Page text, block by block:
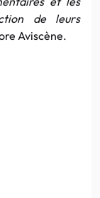
de leurs
Aviscène.